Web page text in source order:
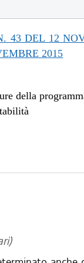
43 DEL 12
2015
della